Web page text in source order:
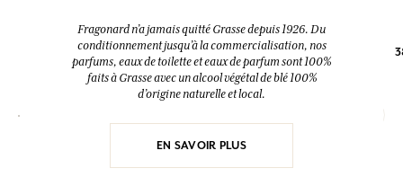
52,00 €
Fragonard n’a jamais quitté Grasse depuis 1926. Du
conditionnement jusqu’à la commercialisation, nos
parfums, eaux de toilette et eaux de parfum sont 100%
faits à Grasse avec un alcool végétal de blé 100%
d’origine naturelle et local.
EN SAVOIR PLUS